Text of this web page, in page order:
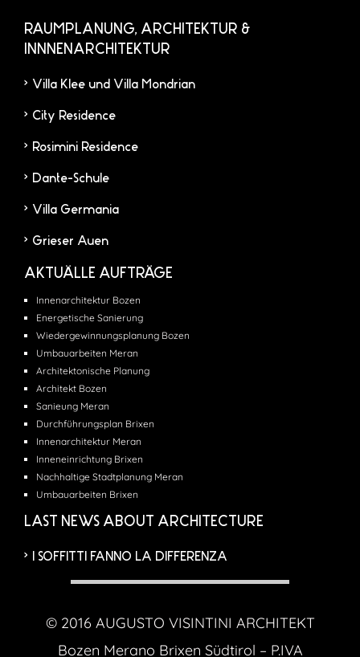
RAUMPLANUNG, ARCHITEKTUR &
INNNENARCHITEKTUR
Villa Klee und Villa Mondrian
City Residence
Rosimini Residence
Dante-Schule
Villa Germania
Grieser Auen
AKTUÄLLE AUFTRÄGE
Innenarchitektur Bozen
Energetische Sanierung
Wiedergewinnungsplanung Bozen
Umbauarbeiten Meran
Architektonische Planung
Architekt Bozen
Sanieung Meran
Durchführungsplan Brixen
Innenarchitektur Meran
Inneneinrichtung Brixen
Nachhaltige Stadtplanung Meran
Umbauarbeiten Brixen
LAST NEWS ABOUT ARCHITECTURE
I SOFFITTI FANNO LA DIFFERENZA
© 2016 AUGUSTO VISINTINI ARCHITEKT
Bozen Merano Brixen Südtirol – P.IVA